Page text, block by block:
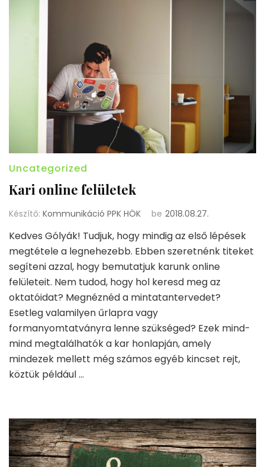
Uncategorized
Kari online felületek
Készítő: Kommunikáció PPK HÖK be 2018.08.27.
Kedves Gólyák! Tudjuk, hogy mindig az első lépések
megtétele a legnehezebb. Ebben szeretnénk titeket
segíteni azzal, hogy bemutatjuk karunk online
felületeit. Nem tudod, hogy hol keresd meg az
oktatóidat? Megnéznéd a mintatantervedet?
Esetleg valamilyen űrlapra vagy
formanyomtatványra lenne szükséged? Ezek mind-
mind megtalálhatók a kar honlapján, amely
mindezek mellett még számos egyéb kincset rejt,
köztük például …